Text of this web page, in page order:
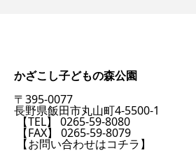
かざこし子どもの森公園
〒395-0077
長野県飯田市丸山町4-5500-1
【TEL】 0265-59-8080
【FAX】 0265-59-8079
【お問い合わせはコチラ】